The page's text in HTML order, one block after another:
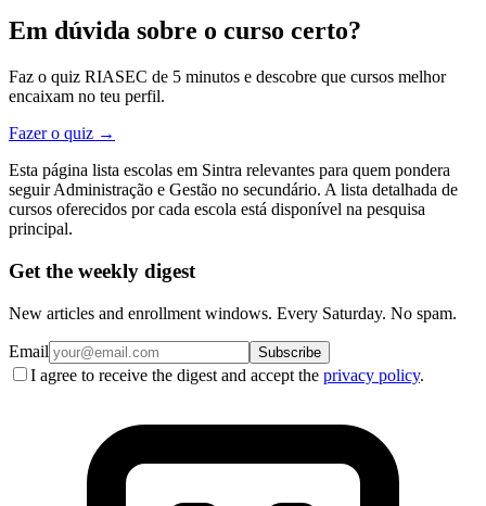
Em dúvida sobre o curso certo?
Faz o quiz RIASEC de 5 minutos e descobre que cursos melhor
encaixam no teu perfil.
Fazer o quiz →
Esta página lista escolas em Sintra relevantes para quem pondera
seguir Administração e Gestão no secundário. A lista detalhada de
cursos oferecidos por cada escola está disponível na pesquisa
principal.
Get the weekly digest
New articles and enrollment windows. Every Saturday. No spam.
Email Subscribe
I agree to receive the digest and accept the privacy policy.